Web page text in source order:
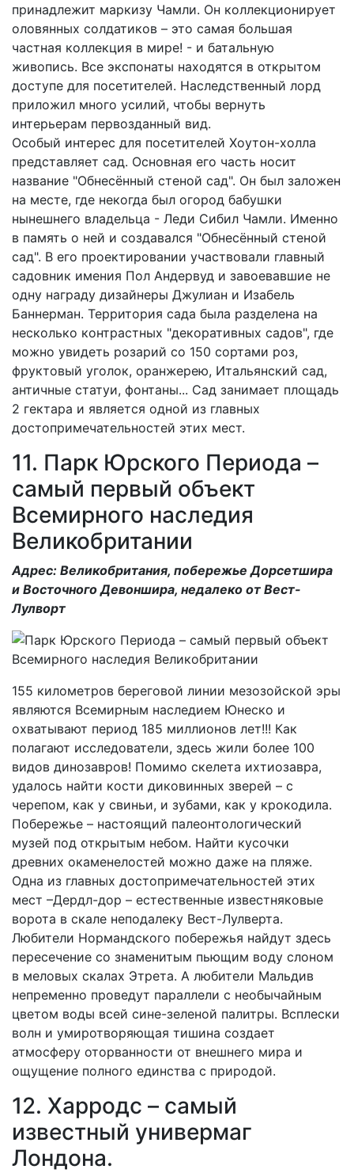
принадлежит маркизу Чамли. Он коллекционирует
оловянных солдатиков – это самая большая
частная коллекция в мире! - и батальную
живопись. Все экспонаты находятся в открытом
доступе для посетителей. Наследственный лорд
приложил много усилий, чтобы вернуть
интерьерам первозданный вид.
Особый интерес для посетителей Хоутон-холла
представляет сад. Основная его часть носит
название "Обнесённый стеной сад". Он был заложен
на месте, где некогда был огород бабушки
нынешнего владельца - Леди Сибил Чамли. Именно
в память о ней и создавался "Обнесённый стеной
сад". В его проектировании участвовали главный
садовник имения Пол Андервуд и завоевавшие не
одну награду дизайнеры Джулиан и Изабель
Баннерман. Территория сада была разделена на
несколько контрастных "декоративных садов", где
можно увидеть розарий со 150 сортами роз,
фруктовый уголок, оранжерею, Итальянский сад,
античные статуи, фонтаны... Сад занимает площадь
2 гектара и является одной из главных
достопримечательностей этих мест.
11. Парк Юрского Периода –
самый первый объект
Всемирного наследия
Великобритании
Адрес: Великобритания, побережье Дорсетшира
и Восточного Девоншира, недалеко от Вест-
Лулворт
155 километров береговой линии мезозойской эры
являются Всемирным наследием Юнеско и
охватывают период 185 миллионов лет!!! Как
полагают исследователи, здесь жили более 100
видов динозавров! Помимо скелета ихтиозавра,
удалось найти кости диковинных зверей – с
черепом, как у свиньи, и зубами, как у крокодила.
Побережье – настоящий палеонтологический
музей под открытым небом. Найти кусочки
древних окаменелостей можно даже на пляже.
Одна из главных достопримечательностей этих
мест –Дердл-дор – естественные известняковые
ворота в скале неподалеку Вест-Лулверта.
Любители Нормандского побережья найдут здесь
пересечение со знаменитым пьющим воду слоном
в меловых скалах Этрета. А любители Мальдив
непременно проведут параллели с необычайным
цветом воды всей сине-зеленой палитры. Всплески
волн и умиротворяющая тишина создает
атмосферу оторванности от внешнего мира и
ощущение полного единства с природой.
12. Харродс – самый
известный универмаг
Лондона.